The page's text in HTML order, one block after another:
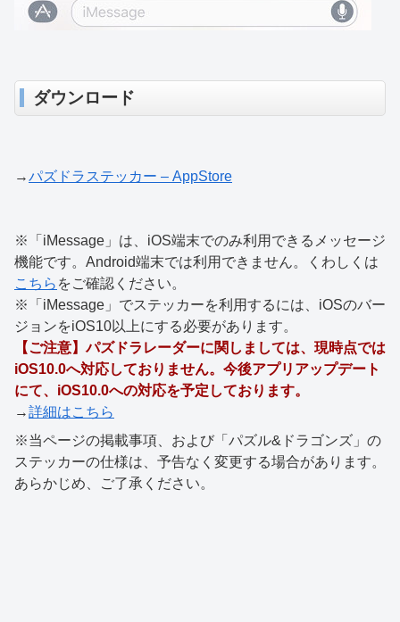
ダウンロード
→パズドラステッカー – AppStore
※「iMessage」は、iOS端末でのみ利用できるメッセージ
機能です。Android端末では利用できません。くわしくは
こちら をご確認ください。
※「iMessage」でステッカーを利用するには、iOSのバー
ジョンをiOS10以上にする必要があります。
【ご注意】パズドラレーダーに関しましては、現時点では
iOS10.0へ対応しておりません。今後アプリアップデート
にて、iOS10.0への対応を予定しております。
→詳細はこちら
※当ページの掲載事項、および「パズル&ドラゴンズ」の
ステッカーの仕様は、予告なく変更する場合があります。
あらかじめ、ご了承ください。